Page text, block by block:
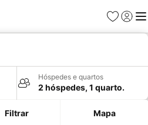
Favoritos
Iniciar
Hóspedes e quartos
2 hóspedes, 1 quarto.
Filtrar Mapa